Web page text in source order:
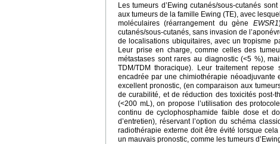
Les tumeurs d’Ewing cutanés/sous-cutanés
aux tumeurs de la famille Ewing (TE), avec
moléculaires (réarrangement du gène EWSR1
cutanés/sous-cutanés, sans invasion de
de localisations ubiquitaires, avec un tropisme
Leur prise en charge, comme celles des
métastases sont rares au diagnostic (<5 %),
TDM/TDM thoracique). Leur traitement
encadrée par une chimiothérapie néoadjuvante
excellent pronostic, (en comparaison aux
de curabilité, et de réduction des toxicités post-
(<200 mL), on propose l’utilisation des
continu de cyclophosphamide faible dose et
d’entretien), réservant l’option du schéma
radiothérapie externe doit être évité lorsque
un mauvais pronostic, comme les tumeurs